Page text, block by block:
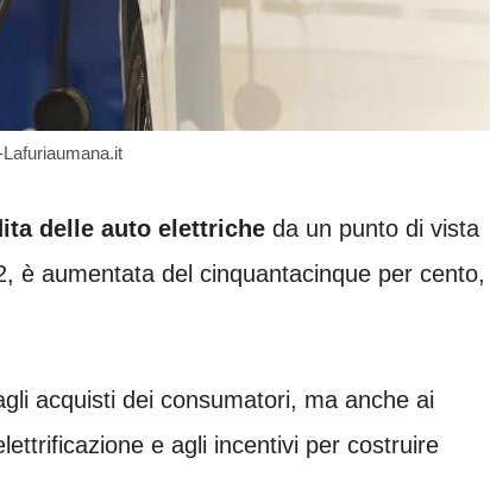
delle auto elettriche da un punto di vista
è aumentata del cinquantacinque per cento,
acquisti dei consumatori, ma anche ai
e agli incentivi per costruire